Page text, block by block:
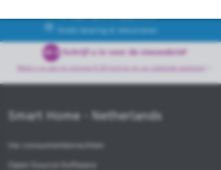
Gratis levering & retourneren
Schrijf u in voor de nieuwsbrief
Meld u nu aan en ontvang € 20 korting op uw volgende aankoop!
Smart Home - Netherlands
Uw consumentenrechten
Open-Source-Software